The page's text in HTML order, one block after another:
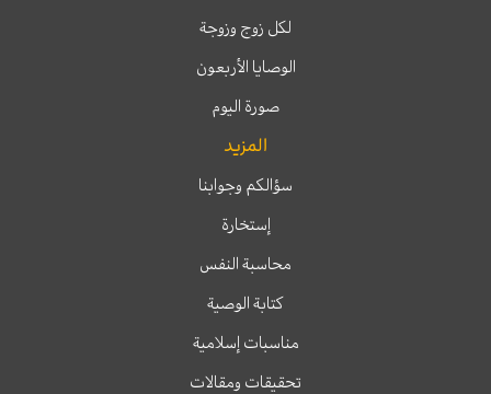
لكل زوج وزوجة
الوصايا الأربعون
صورة اليوم
المزيد
سؤالكم وجوابنا
إستخارة
محاسبة النفس
كتابة الوصية
مناسبات إسلامية
تحقيقات ومقالات